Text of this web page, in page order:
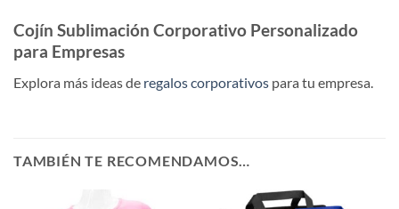
Cojín Sublimación Corporativo Personalizado
para Empresas
Explora más ideas de regalos corporativos para tu empresa.
TAMBIÉN TE RECOMENDAMOS…